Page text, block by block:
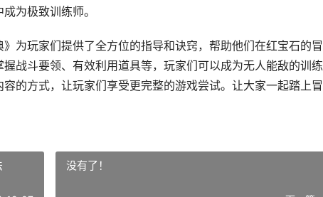
为极致训练师。
为玩家们提供了全方位的指导和诀窍，帮助他们在红宝石的
战斗要领、有效利用道具等，玩家们可以成为无人能敌的训练
的方式，让玩家们享受更完整的游戏尝试。让大家一起踏上
没有了！